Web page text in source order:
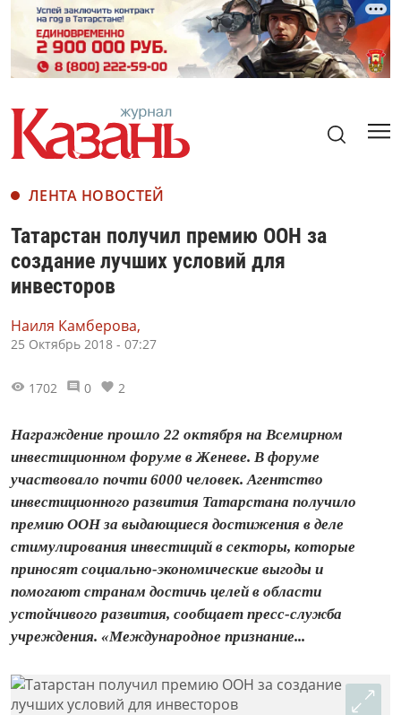
ЛЕНТА НОВОСТЕЙ
Татарстан получил премию ООН за
создание лучших условий для
инвесторов
Наиля Камберова,
25 Октябрь 2018 - 07:27
1702 0 2
Награждение прошло 22 октября на Всемирном
инвестиционном форуме в Женеве. В форуме
участвовало почти 6000 человек. Агентство
инвестиционного развития Татарстана получило
премию ООН за выдающиеся достижения в деле
стимулирования инвестиций в секторы, которые
приносят социально-экономические выгоды и
помогают странам достичь целей в области
устойчивого развития, сообщает пресс-служба
учреждения. «Международное признание...